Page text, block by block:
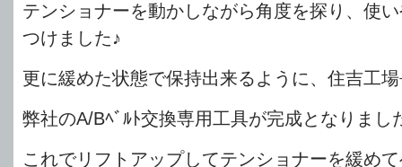
テンショナーを動かしながら角度を探り、使
つけました♪
更に緩めた状態で保持出来るように、住吉工
弊社のA/Bﾍﾞﾙﾄ交換専用工具が完成となりまし
これでリフトアップしてテンショナーを緩め